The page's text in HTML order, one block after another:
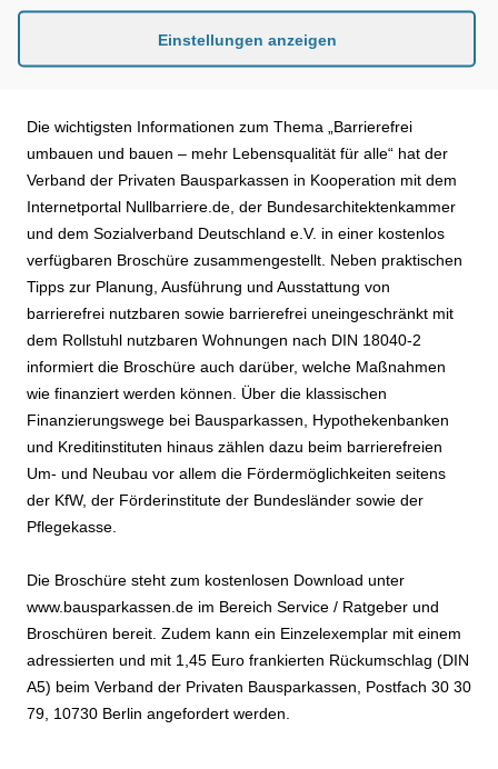
Tipps zu Umbau und Finanzierung von barrierefreien
Wohnungen
Die wichtigsten Informationen zum Thema „Barrierefrei
umbauen und bauen – mehr Lebensqualität für alle“ hat der
Verband der Privaten Bausparkassen in Kooperation mit dem
Internetportal Nullbarriere.de, der Bundesarchitektenkammer
und dem Sozialverband Deutschland e.V. in einer kostenlos
verfügbaren Broschüre zusammengestellt. Neben praktischen
Tipps zur Planung, Ausführung und Ausstattung von
barrierefrei nutzbaren sowie barrierefrei uneingeschränkt mit
dem Rollstuhl nutzbaren Wohnungen nach DIN 18040-2
informiert die Broschüre auch darüber, welche Maßnahmen
wie finanziert werden können. Über die klassischen
Finanzierungswege bei Bausparkassen, Hypothekenbanken
und Kreditinstituten hinaus zählen dazu beim barrierefreien
Um- und Neubau vor allem die Fördermöglichkeiten seitens
der KfW, der Förderinstitute der Bundesländer sowie der
Pflegekasse.
Die Broschüre steht zum kostenlosen Download unter
www.bausparkassen.de im Bereich Service / Ratgeber und
Broschüren bereit. Zudem kann ein Einzelexemplar mit einem
adressierten und mit 1,45 Euro frankierten Rückumschlag (DIN
A5) beim Verband der Privaten Bausparkassen, Postfach 30 30
79, 10730 Berlin angefordert werden.
Einstellungen anzeigen